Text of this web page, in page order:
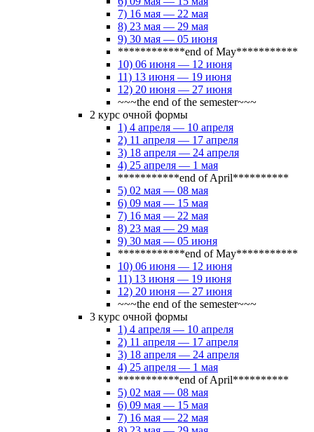
7) 16 мая — 22 мая
8) 23 мая — 29 мая
9) 30 мая — 05 июня
************end of May***********
10) 06 июня — 12 июня
11) 13 июня — 19 июня
12) 20 июня — 27 июня
~~~the end of the semester~~~
2 курс очной формы
1) 4 апреля — 10 апреля
2) 11 апреля — 17 апреля
3) 18 апреля — 24 апреля
4) 25 апреля — 1 мая
***********end of April**********
5) 02 мая — 08 мая
6) 09 мая — 15 мая
7) 16 мая — 22 мая
8) 23 мая — 29 мая
9) 30 мая — 05 июня
************end of May***********
10) 06 июня — 12 июня
11) 13 июня — 19 июня
12) 20 июня — 27 июня
~~~the end of the semester~~~
3 курс очной формы
1) 4 апреля — 10 апреля
2) 11 апреля — 17 апреля
3) 18 апреля — 24 апреля
4) 25 апреля — 1 мая
***********end of April**********
5) 02 мая — 08 мая
6) 09 мая — 15 мая
7) 16 мая — 22 мая